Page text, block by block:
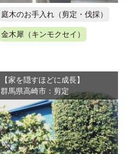
庭木のお手入れ（剪定・伐採）
金木犀（キンモクセイ）
【家を隠すほどに成長】
群馬県高崎市：剪定